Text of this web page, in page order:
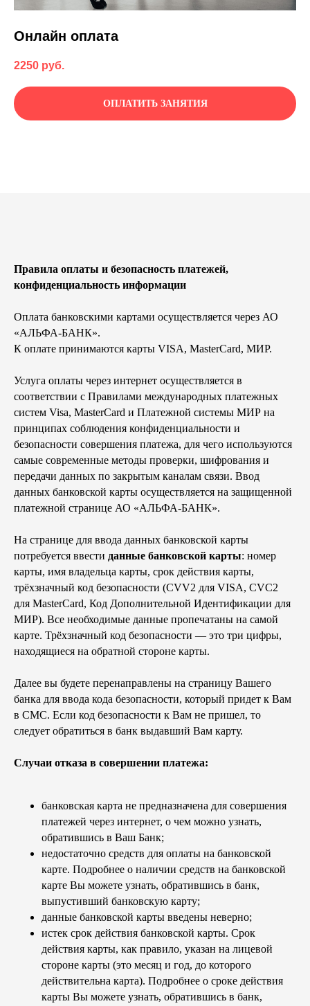
Онлайн оплата
2250 руб.
ОПЛАТИТЬ ЗАНЯТИЯ
Правила оплаты и безопасность платежей,
конфиденциальность информации
Оплата банковскими картами осуществляется через АО
«АЛЬФА-БАНК».
К оплате принимаются карты VISA, MasterCard, МИР.
Услуга оплаты через интернет осуществляется в
соответствии с Правилами международных платежных
систем Visa, MasterCard и Платежной системы МИР на
принципах соблюдения конфиденциальности и
безопасности совершения платежа, для чего используются
самые современные методы проверки, шифрования и
передачи данных по закрытым каналам связи. Ввод
данных банковской карты осуществляется на защищенной
платежной странице АО «АЛЬФА-БАНК».
На странице для ввода данных банковской карты
потребуется ввести данные банковской карты: номер
карты, имя владельца карты, срок действия карты,
трёхзначный код безопасности (CVV2 для VISA, CVC2
для MasterCard, Код Дополнительной Идентификации для
МИР). Все необходимые данные пропечатаны на самой
карте. Трёхзначный код безопасности — это три цифры,
находящиеся на обратной стороне карты.
Далее вы будете перенаправлены на страницу Вашего
банка для ввода кода безопасности, который придет к Вам
в СМС. Если код безопасности к Вам не пришел, то
следует обратиться в банк выдавший Вам карту.
Случаи отказа в совершении платежа:
банковская карта не предназначена для совершения
платежей через интернет, о чем можно узнать,
обратившись в Ваш Банк;
недостаточно средств для оплаты на банковской
карте. Подробнее о наличии средств на банковской
карте Вы можете узнать, обратившись в банк,
выпустивший банковскую карту;
данные банковской карты введены неверно;
истек срок действия банковской карты. Срок
действия карты, как правило, указан на лицевой
стороне карты (это месяц и год, до которого
действительна карта). Подробнее о сроке действия
карты Вы можете узнать, обратившись в банк,